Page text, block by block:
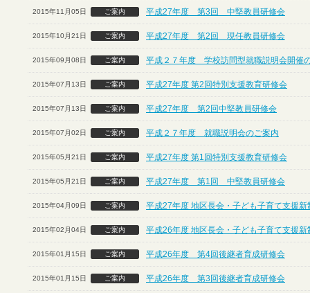
2015年11月05日 ご案内 平成27年度 第3回 中堅教員研修会
2015年10月21日 ご案内 平成27年度 第2回 現任教員研修会
2015年09月08日 ご案内 平成２７年度 学校訪問型就職説明会開催
2015年07月13日 ご案内 平成27年度 第2回特別支援教育研修会
2015年07月13日 ご案内 平成27年度 第2回中堅教員研修会
2015年07月02日 ご案内 平成２７年度 就職説明会のご案内
2015年05月21日 ご案内 平成27年度 第1回特別支援教育研修会
2015年05月21日 ご案内 平成27年度 第1回 中堅教員研修会
2015年04月09日 ご案内 平成27年度 地区長会・子ども子育て支援
2015年02月04日 ご案内 平成26年度 地区長会・子ども子育て支援
2015年01月15日 ご案内 平成26年度 第4回後継者育成研修会
2015年01月15日 ご案内 平成26年度 第3回後継者育成研修会